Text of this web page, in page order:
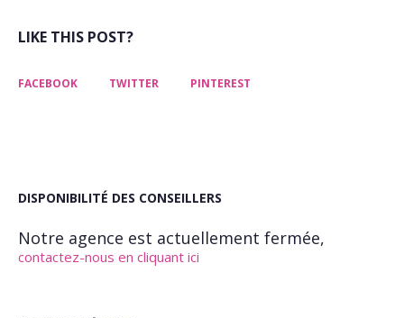
LIKE THIS POST?
FACEBOOK TWITTER PINTEREST
DISPONIBILITÉ DES CONSEILLERS
Notre agence est actuellement fermée,
contactez-nous en cliquant ici